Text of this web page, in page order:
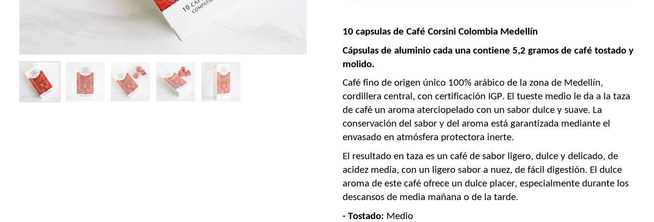
10 capsulas de Café Corsini Colombia Medellín
Cápsulas de aluminio cada una contiene 5,2 gramos de café tostado y
molido.
Café fino de origen único 100% arábico de la zona de Medellín,
cordillera central, con certificación IGP. El tueste medio le da a la taza
de café un aroma aterciopelado con un sabor dulce y suave. La
conservación del sabor y del aroma está garantizada mediante el
envasado en atmósfera protectora inerte.
El resultado en taza es un café de sabor ligero, dulce y delicado, de
acidez media, con un ligero sabor a nuez, de fácil digestión. El dulce
aroma de este café ofrece un dulce placer, especialmente durante los
descansos de media mañana o de la tarde.
- Tostado: Medio